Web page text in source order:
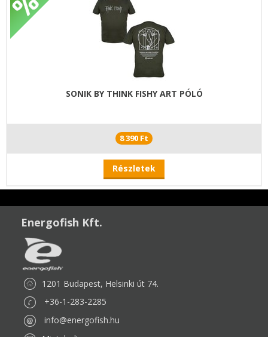
SONIK BY THINK FISHY ART PÓLÓ
8 390 Ft
Részletek
Energofish Kft.
1201 Budapest, Helsinki út 74.
+36-1-283-2285
info@energofish.hu